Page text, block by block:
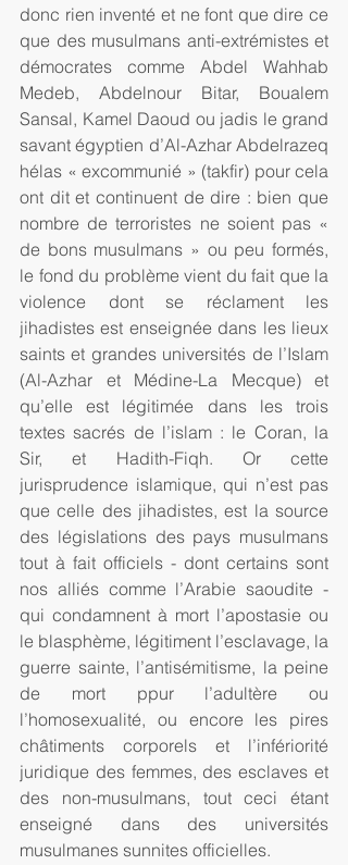
donc rien inventé et ne font que dire ce
que des musulmans anti-extrémistes et
démocrates comme Abdel Wahhab
Medeb, Abdelnour Bitar, Boualem
Sansal, Kamel Daoud ou jadis le grand
savant égyptien d’Al-Azhar Abdelrazeq
hélas « excommunié » (takfir) pour cela
ont dit et continuent de dire : bien que
nombre de terroristes ne soient pas «
de bons musulmans » ou peu formés,
le fond du problème vient du fait que la
violence dont se réclament les
jihadistes est enseignée dans les lieux
saints et grandes universités de l’Islam
(Al-Azhar et Médine-La Mecque) et
qu’elle est légitimée dans les trois
textes sacrés de l’islam : le Coran, la
Sir, et Hadith-Fiqh. Or cette
jurisprudence islamique, qui n’est pas
que celle des jihadistes, est la source
des législations des pays musulmans
tout à fait officiels - dont certains sont
nos alliés comme l’Arabie saoudite -
qui condamnent à mort l’apostasie ou
le blasphème, légitiment l’esclavage, la
guerre sainte, l’antisémitisme, la peine
de mort ppur l’adultère ou
l’homosexualité, ou encore les pires
châtiments corporels et l’infériorité
juridique des femmes, des esclaves et
des non-musulmans, tout ceci étant
enseigné dans des universités
musulmanes sunnites officielles.